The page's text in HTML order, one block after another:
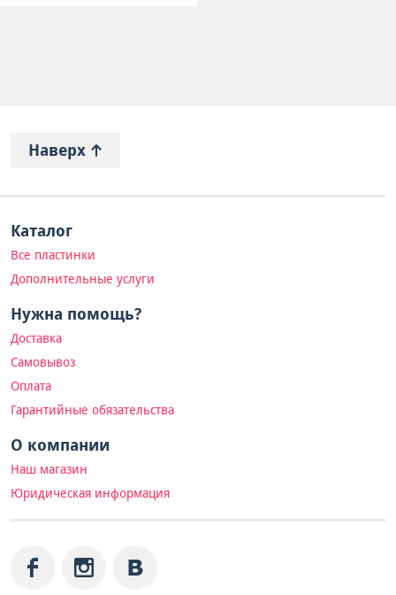
Наверх
Каталог
Все пластинки
Дополнительные услуги
Нужна помощь?
Доставка
Самовывоз
Оплата
Гарантийные обязательства
О компании
Наш магазин
Юридическая информация